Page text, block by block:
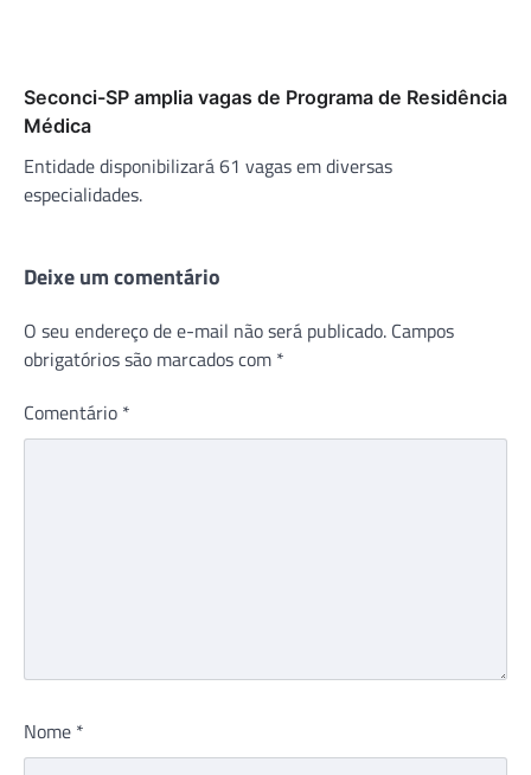
Seconci-SP amplia vagas de Programa de Residência
Médica
Entidade disponibilizará 61 vagas em diversas
especialidades.
Deixe um comentário
O seu endereço de e-mail não será publicado. Campos
obrigatórios são marcados com *
Comentário *
Nome *